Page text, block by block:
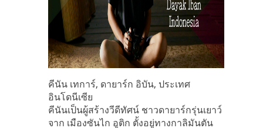
คีนัน เทการ์, ดายาร์ก อิบัน, ประเทศ
อินโดนีเซีย
คีนันเป็นผู้สร้างวีดีทัศน์ ชาวดายาร์กรุ่นเยาว์
จาก เมืองซันไก อูติก ตั้งอยู่ทางกาลิมันตัน